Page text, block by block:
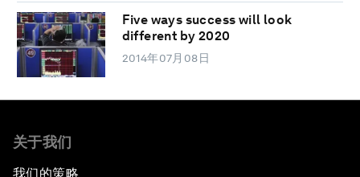
Five ways success will look
different by 2020
2014年07月08日
关于我们
我们的策略